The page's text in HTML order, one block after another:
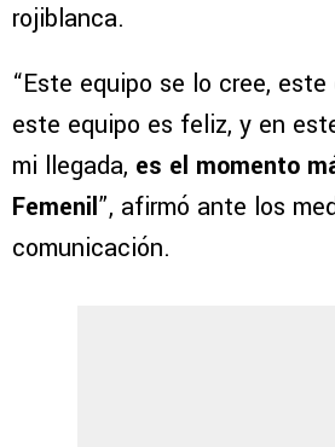
rojiblanca.
“Este equipo se lo cree,
este equipo es feliz, y en
mi llegada, es el momento
Femenil”, afirmó ante los
comunicación.